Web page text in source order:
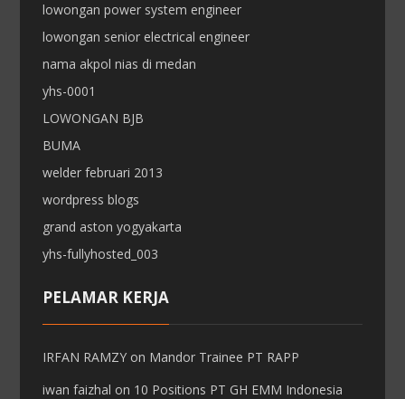
lowongan power system engineer
lowongan senior electrical engineer
nama akpol nias di medan
yhs-0001
LOWONGAN BJB
BUMA
welder februari 2013
wordpress blogs
grand aston yogyakarta
yhs-fullyhosted_003
PELAMAR KERJA
IRFAN RAMZY on Mandor Trainee PT RAPP
iwan faizhal on 10 Positions PT GH EMM Indonesia